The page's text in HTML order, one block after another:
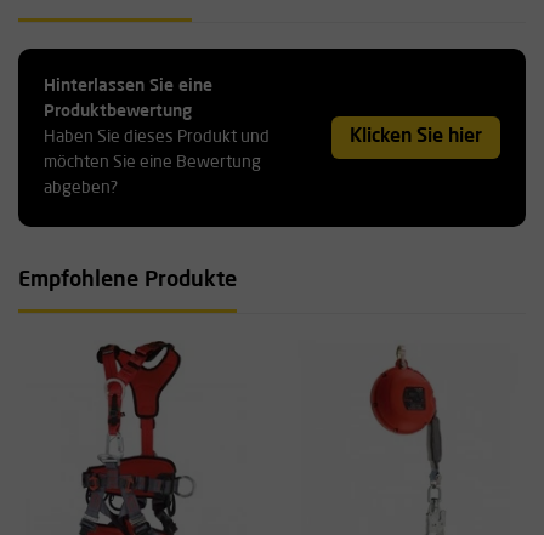
Hinterlassen Sie eine
Produktbewertung
Haben Sie dieses Produkt und
möchten Sie eine Bewertung
abgeben?
Klicken Sie hier
Empfohlene Produkte